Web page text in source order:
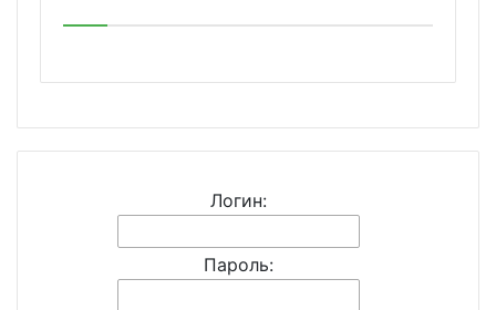
Логин:
Пароль: